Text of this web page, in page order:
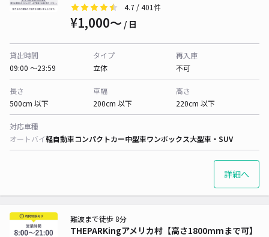
4.7 / 401件
¥1,000〜 / 日
貸出時間
09:00 〜23:59
タイプ
立体
再入庫
不可
長さ
500cm 以下
車幅
200cm 以下
高さ
220cm 以下
対応車種
オートバイ軽自動車コンパクトカー中型車ワンボックス大型車・SUV
詳細へ
THEPARKingアメリカ村【高さ1800mmまで可】
難波まで徒歩 8分